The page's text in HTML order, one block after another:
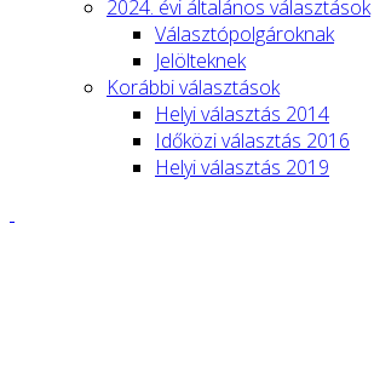
2024. évi általános választások
Választópolgároknak
Jelölteknek
Korábbi választások
Helyi választás 2014
Időközi választás 2016
Helyi választás 2019